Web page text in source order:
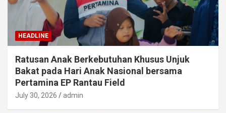
HEADLINE
Ratusan Anak Berkebutuhan Khusus Unjuk
Bakat pada Hari Anak Nasional bersama
Pertamina EP Rantau Field
July 30, 2026 admin